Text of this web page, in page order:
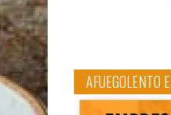
AFUEGOLENTO